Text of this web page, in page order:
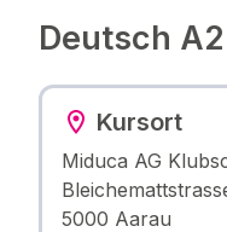
Deutsch
Kursort
Miduca AG
5000 Aarau